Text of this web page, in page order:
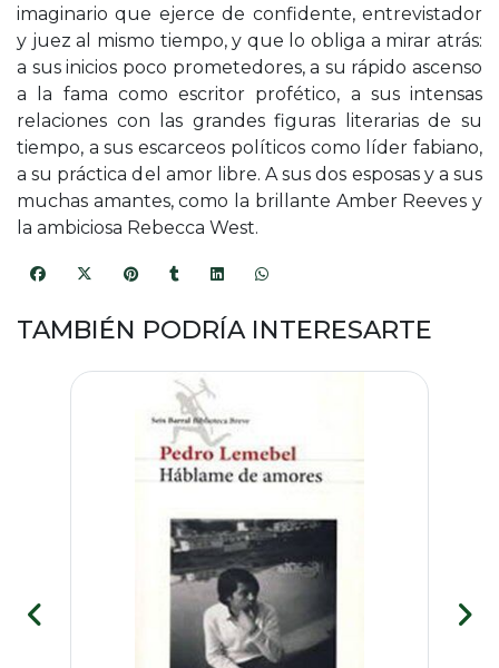
imaginario que ejerce de confidente, entrevistador
y juez al mismo tiempo, y que lo obliga a mirar atrás:
a sus inicios poco prometedores, a su rápido ascenso
a la fama como escritor profético, a sus intensas
relaciones con las grandes figuras literarias de su
tiempo, a sus escarceos políticos como líder fabiano,
a su práctica del amor libre. A sus dos esposas y a sus
muchas amantes, como la brillante Amber Reeves y
la ambiciosa Rebecca West.
TAMBIÉN PODRÍA INTERESARTE